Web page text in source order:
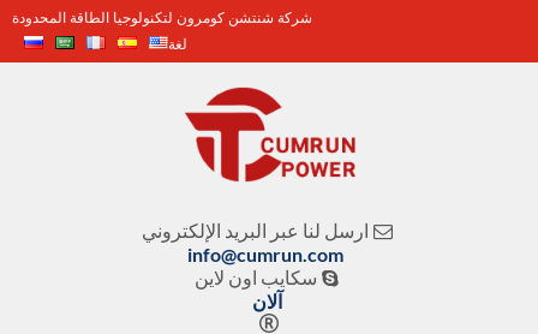
شركة شنتشن كومرون لتكنولوجيا الطاقة المحدودة
لغة
ارسل لنا عبر البريد الإلكتروني
info@cumrun.com
سكايب اون لاين
آلان
